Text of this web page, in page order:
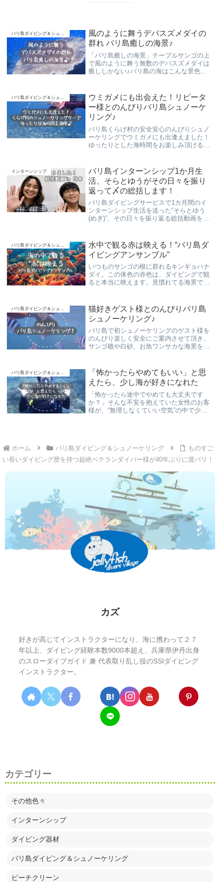
バリ島ダイビング＆シュノーケリング
風のように舞うデバスズメダイの
群れ バリ島癒しの海景♪
「バリ島癒しの海景」テーブルサンゴの上
で風のように舞う無数のデバスズメダイは
癒ししかない♪バリ島の海はこんな景色が
案内させて頂きます。
バリ島ダイビング＆シュノーケリング
ウミガメにも出会えた！リピータ
ー様とのんびりバリ島シュノーケ
リング♪
バリ島くらげ村の安全安心のんびりシュノ
ーケリングでウミガメにも出逢えました！
ゆったりとした海時間をお楽しみ頂ける少
インターンシップ
バリ島インターンシップ1か月生
活、そらとゆうがその日々を振り
返って〆の総括します！
バリ島ダイビングサービスで1カ月間のイ
ンターンシップ生活を送った“そらとゆう
(めぎ)”、その日々を振り返る総括動画を公
様にも是非知って頂きたく。
水中で観る赤は映える！“バリ島ダ
イビングアンサンブル”
いつものサンゴの根に群れるキンギョハナ
ダイ。この体色の赤色は、ダイビングで観
ると本当に映えます。見慣れてる海景でも
す。
バリ島ダイビング＆シュノーケリング
猫好きゲスト様とのんびりバリ島
シュノーケリング♪
バリ島で初シュノーケリングのゲスト様を
のんびり楽しく安全にご案内させて頂き、
サンゴ礁や白砂、お魚ワンサカな海景をゆ
バリ島ダイビング＆シュノーケリング
「怖かったらやめてもいい」と思
えたら、少し海が好きになれた
「怖かったら途中でやめても大丈夫です
か？」そんな不安を抱えていた女性のお客
様が、“無理しなくていい空気”の中で少し
ホーム
バリ島ダイビング＆シュノーケリング
ものすご
い長いダイビング歴を持つ超絶ベテランダイバー様が40年ぶりに渡バリ！
カズ
好きが高じてインストラクターになり、海に携わって２７
年以上、ダイビング経験本数9000本超え、兵庫県伊丹出身
のスローダイブガイド 兼 代表取り乱し役のSSIダイビング
インストラクター。
カテゴリー
その他色々
インターンシップ
ダイビング器材
バリ島ダイビング＆シュノーケリング
ビーチクリーン